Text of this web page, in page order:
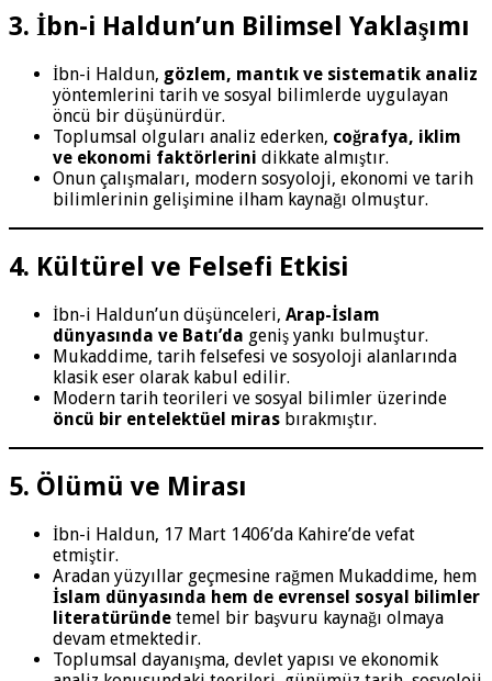
3. İbn-i Haldun’un Bilimsel Yaklaşımı
İbn-i Haldun, gözlem, mantık ve sistematik analiz
yöntemlerini tarih ve sosyal bilimlerde uygulayan
öncü bir düşünürdür.
Toplumsal olguları analiz ederken, coğrafya, iklim
ve ekonomi faktörlerini dikkate almıştır.
Onun çalışmaları, modern sosyoloji, ekonomi ve tarih
bilimlerinin gelişimine ilham kaynağı olmuştur.
4. Kültürel ve Felsefi Etkisi
İbn-i Haldun’un düşünceleri, Arap-İslam
dünyasında ve Batı’da geniş yankı bulmuştur.
Mukaddime, tarih felsefesi ve sosyoloji alanlarında
klasik eser olarak kabul edilir.
Modern tarih teorileri ve sosyal bilimler üzerinde
öncü bir entelektüel miras bırakmıştır.
5. Ölümü ve Mirası
İbn-i Haldun, 17 Mart 1406’da Kahire’de vefat
etmiştir.
Aradan yüzyıllar geçmesine rağmen Mukaddime, hem
İslam dünyasında hem de evrensel sosyal bilimler
literatüründe temel bir başvuru kaynağı olmaya
devam etmektedir.
Toplumsal dayanışma, devlet yapısı ve ekonomik